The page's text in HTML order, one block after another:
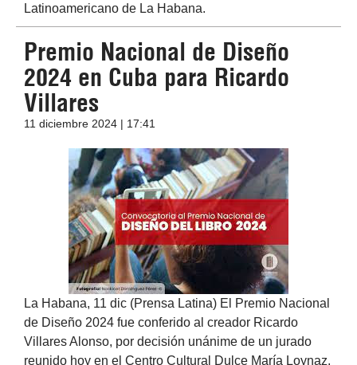
Latinoamericano de La Habana.
Premio Nacional de Diseño
2024 en Cuba para Ricardo
Villares
11 diciembre 2024 | 17:41
La Habana, 11 dic (Prensa Latina) El Premio Nacional
de Diseño 2024 fue conferido al creador Ricardo
Villares Alonso, por decisión unánime de un jurado
reunido hoy en el Centro Cultural Dulce María Loynaz,